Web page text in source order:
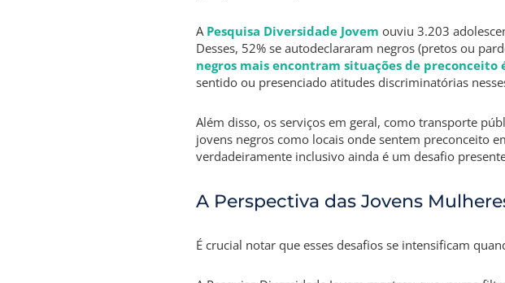
A Pesquisa Diversidade Jovem ouviu 3.203
Desses, 52% se autodeclararam negros (pretos ou
negros mais encontram situações de preconceito
sentido ou presenciado atitudes discriminatórias
Além disso, os serviços em geral, como transporte
jovens negros como locais onde sentem preconceito
verdadeiramente inclusivo ainda é um desafio
A Perspectiva das Jovens
É crucial notar que esses desafios se intensificam